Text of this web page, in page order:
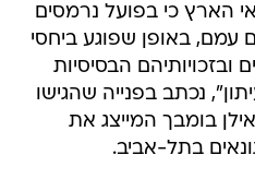
הארץ כי בפועל נרמסים
עמם, באופן שפוגע ביחסי
ובזכויותיהם הבסיסיות
נכתב בפנייה שהגישו
בומבך המייצג את
בתל-אביב.